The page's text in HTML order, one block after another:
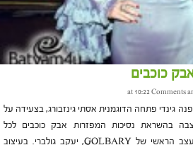
כוכבים
Comments
גינדי פתחה הדוגמנית אסתי גינזבורג, בצעידה על
בהשראת נסיכות המפזרות אבק כוכבים לכל
עבר. השמלה עוצבה על ידי המעצב הראשי של GOLBARY, יעקב גולברי. בעיצוב